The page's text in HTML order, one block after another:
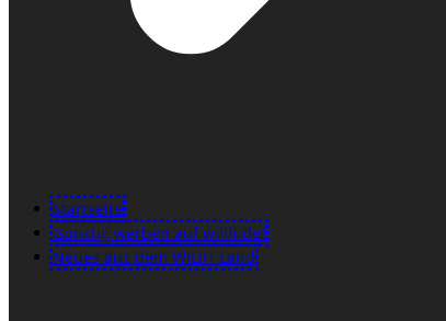
Startseite
Günstig werben auf wilih.de!
Neues aus dem WILIH-Land